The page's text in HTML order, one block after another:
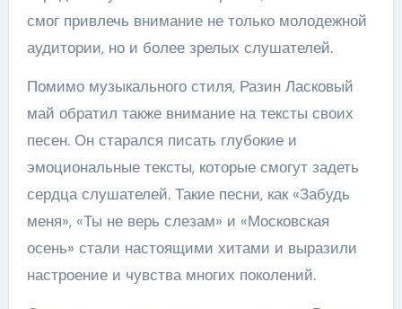
смог привлечь внимание не только молодежной
аудитории, но и более зрелых слушателей.
Помимо музыкального стиля, Разин Ласковый
май обратил также внимание на тексты своих
песен. Он старался писать глубокие и
эмоциональные тексты, которые смогут задеть
сердца слушателей. Такие песни, как «Забудь
меня», «Ты не верь слезам» и «Московская
осень» стали настоящими хитами и выразили
настроение и чувства многих поколений.